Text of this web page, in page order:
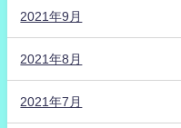
2021年9月
2021年8月
2021年7月